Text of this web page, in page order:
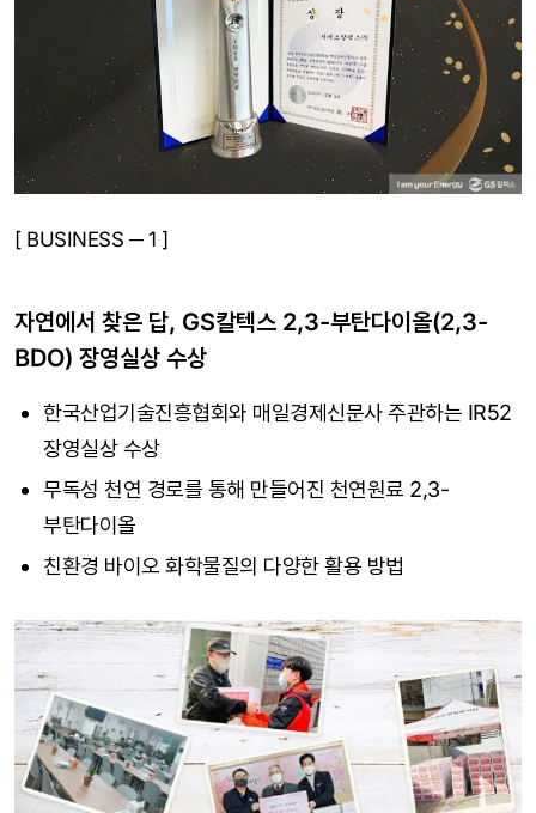
[ BUSINESS ─ 1 ]
자연에서 찾은 답, GS칼텍스 2,3-부탄다이올(2,3-
BDO) 장영실상 수상
한국산업기술진흥협회와 매일경제신문사 주관하는 IR52
장영실상 수상
무독성 천연 경로를 통해 만들어진 천연원료 2,3-
부탄다이올
친환경 바이오 화학물질의 다양한 활용 방법